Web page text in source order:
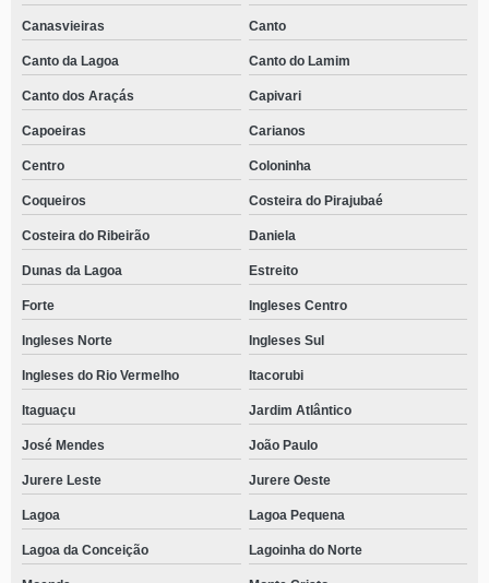
Canasvieiras Canto
Canto da Lagoa Canto do Lamim
Canto dos Araçás Capivari
Capoeiras Carianos
Centro Coloninha
Coqueiros Costeira do Pirajubaé
Costeira do Ribeirão Daniela
Dunas da Lagoa Estreito
Forte Ingleses Centro
Ingleses Norte Ingleses Sul
Ingleses do Rio Vermelho Itacorubi
Itaguaçu Jardim Atlântico
José Mendes João Paulo
Jurere Leste Jurere Oeste
Lagoa Lagoa Pequena
Lagoa da Conceição Lagoinha do Norte